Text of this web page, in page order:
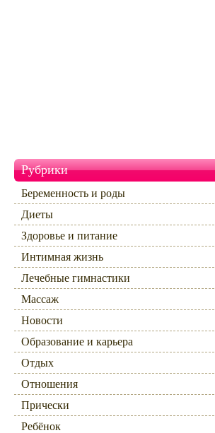
Рубрики
Беременность и роды
Диеты
Здоровье и питание
Интимная жизнь
Лечебные гимнастики
Массаж
Новости
Образование и карьера
Отдых
Отношения
Прически
Ребёнок